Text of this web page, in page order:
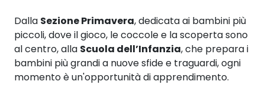
Dalla Sezione Primavera, dedicata ai bambini più
piccoli, dove il gioco, le coccole e la scoperta sono
al centro, alla Scuola dell’Infanzia, che prepara i
bambini più grandi a nuove sfide e traguardi, ogni
momento è un'opportunità di apprendimento.